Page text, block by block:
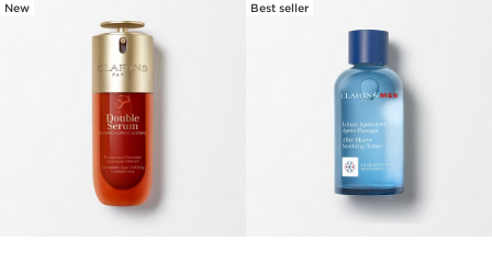
컨텐츠로 이동하기
New Best seller